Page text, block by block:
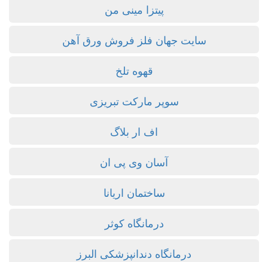
پیتزا مینی من
سایت جهان فلز فروش ورق آهن
قهوه تلخ
سوپر مارکت تبریزی
اف ار بلاگ
آسان وی پی ان
ساختمان اریانا
درمانگاه کوثر
درمانگاه دندانپزشکی البرز